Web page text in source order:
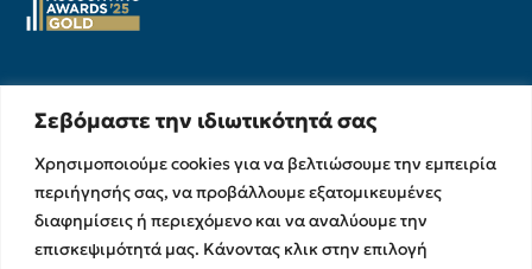
Σεβόμαστε την ιδιωτικότητά σας
Χρησιμοποιούμε cookies για να βελτιώσουμε την εμπειρία
περιήγησής σας, να προβάλλουμε εξατομικευμένες
διαφημίσεις ή περιεχόμενο και να αναλύουμε την
επισκεψιμότητά μας. Κάνοντας κλικ στην επιλογή
Υπηρεσίες
Υπηρεσίες Ελέγχου &
Διασφάλισης
Χρηματοικοικονομικές &
Συμβουλευτικές Υπηρεσίες
Υπηρεσίες Ανάπτυξης και
Σχετικά με εμάς
Ο Όμιλος
Η Ομάδα μας
Ευκαιρίες Καριέρας
Στρατηγικές Συνεργασίες